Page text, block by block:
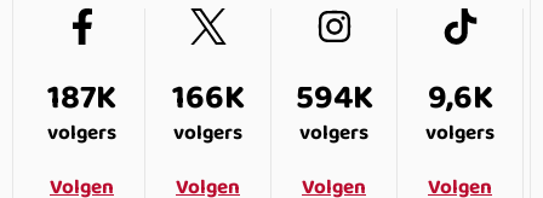
187K
volgers
Volgen
166K
volgers
Volgen
594K
volgers
Volgen
9,6K
volgers
Volgen